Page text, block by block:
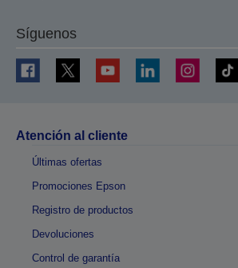
Síguenos
Atención al cliente
Últimas ofertas
Promociones Epson
Registro de productos
Devoluciones
Control de garantía